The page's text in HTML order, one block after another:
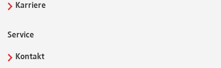
Karriere
Service
Kontakt